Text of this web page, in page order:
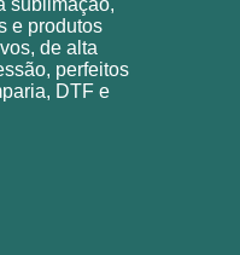
e produtos
de alta
perfeitos
DTF e